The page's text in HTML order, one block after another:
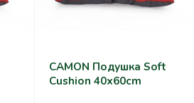
CAMON Подушка Soft
Cushion 40x60cm